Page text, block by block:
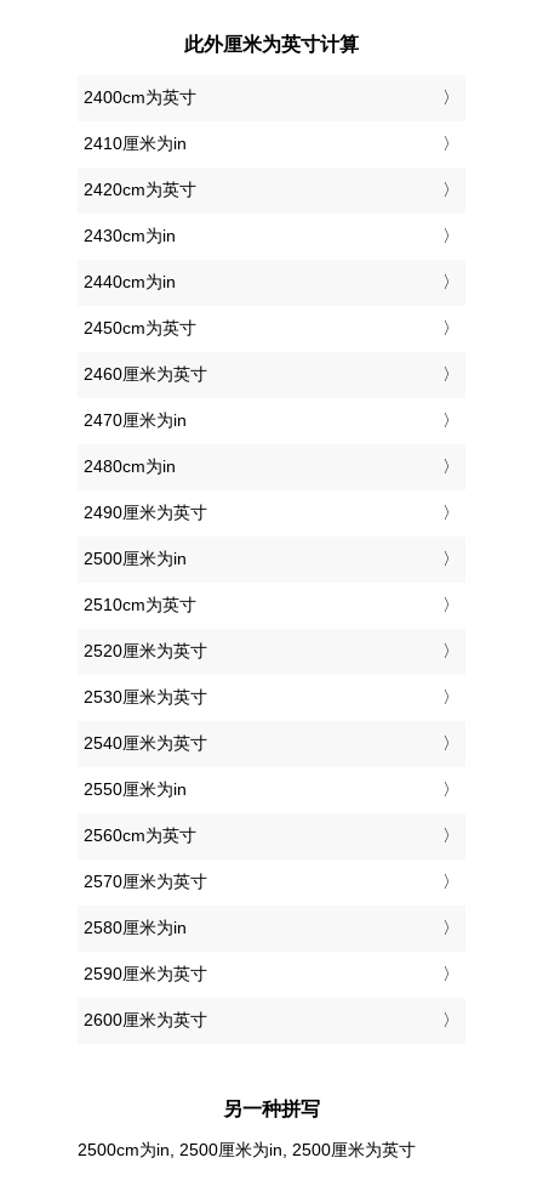
此外厘米为英寸计算
2400cm为英寸
2410厘米为in
2420cm为英寸
2430cm为in
2440cm为in
2450cm为英寸
2460厘米为英寸
2470厘米为in
2480cm为in
2490厘米为英寸
2500厘米为in
2510cm为英寸
2520厘米为英寸
2530厘米为英寸
2540厘米为英寸
2550厘米为in
2560cm为英寸
2570厘米为英寸
2580厘米为in
2590厘米为英寸
2600厘米为英寸
另一种拼写
2500cm为in, 2500厘米为in, 2500厘米为英寸